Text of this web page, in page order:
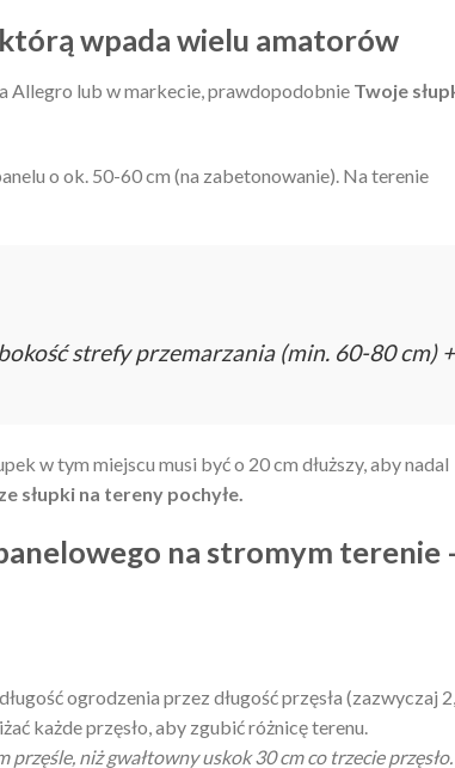
wpada wielu amatorów
Allegro lub w markecie, prawdopodobnie Twoje
o ok. 50-60 cm (na zabetonowanie). Na terenie
strefy przemarzania (min. 60-80 cm) +
w tym miejscu musi być o 20 cm dłuższy, aby nadal
słupki na tereny pochyłe.
na stromym terenie
ogrodzenia przez długość przęsła (zazwyczaj
każde przęsło, aby zgubić różnicę terenu.
niż gwałtowny uskok 30 cm co trzecie przęsło.